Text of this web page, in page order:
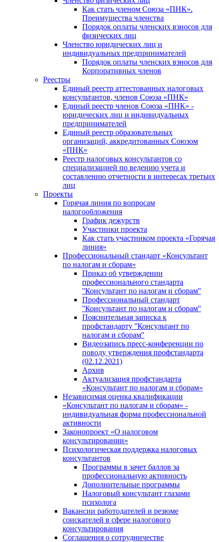
Как стать членом Союза «ПНК».
Преимущества членства
Порядок оплаты членских взносов для
физических лиц
Членство юридических лиц и
индивидуальных предпринимателей
Порядок оплаты членских взносов для
Корпоративных членов
Реестры
Единый реестр аттестованных налоговых
консультантов, членов Союза «ПНК»
Единый реестр членов Союза «ПНК» -
юридических лиц и индивидуальных
предпринимателей
Единый реестр образовательных
организаций, аккредитованных Союзом
«ПНК»
Реестр налоговых консультантов со
специализацией по ведению учета и
составлению отчетности в интересах третьих
лиц
Проекты
Горячая линия по вопросам
налогообложения
График дежурств
Участники проекта
Как стать участником проекта «Горячая
линия»
Профессиональный стандарт «Консультант
по налогам и сборам»
Приказ об утверждении
профессионального стандарта
''Консультант по налогам и сборам''
Профессиональный стандарт
''Консультант по налогам и сборам''
Пояснительная записка к
профстандарту ''Консультант по
налогам и сборам''
Видеозапись пресс-конференции по
поводу утверждения профстандарта
(02.12.2021)
Архив
Актуализация профстандарта
«Консультант по налогам и сборам»
Независимая оценка квалификации
«Консультант по налогам и сборам» -
индивидуальная форма профессиональной
активности
Законопроект «О налоговом
консультировании»
Психологическая поддержка налоговых
консультантов
Программы в зачет баллов за
профессиональную активность
Дополнительные программы
Налоговый консультант глазами
психолога
Вакансии работодателей и резюме
соискателей в сфере налогового
консультирования
Соглашения о сотрудничестве